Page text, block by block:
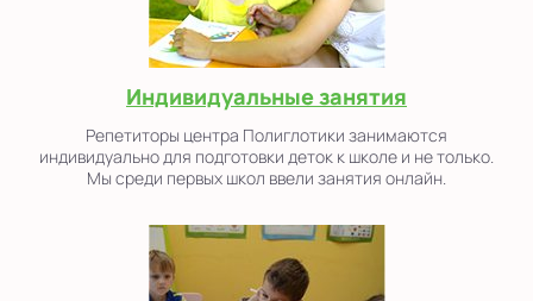
Индивидуальные занятия
Репетиторы центра Полиглотики занимаются
индивидуально для подготовки деток к школе и не только.
Мы среди первых школ ввели занятия онлайн.